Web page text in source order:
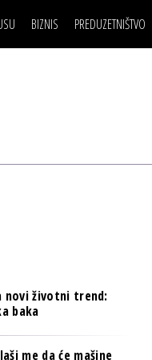
BIZNIS
ESG & ENERGY
PULS REGIONA
NOVO NA RAFU
PREDUZETNIŠTVO
DANABIZNIS SCENA
NOVO NA RAFU
novi životni trend:
baka
me da će mašine